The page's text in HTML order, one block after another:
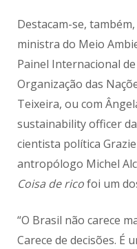
Destacam-se,
ministra do Meio
Painel Internacional
Organização das
Teixeira, ou com
sustainability officer
cientista política
antropólogo Michel
Coisa de ricofoi um
“O Brasil não carece
Carece de decisões. É